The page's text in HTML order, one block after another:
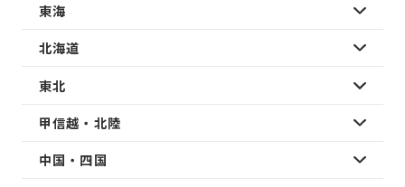
東海
北海道
東北
甲信越・北陸
中国・四国